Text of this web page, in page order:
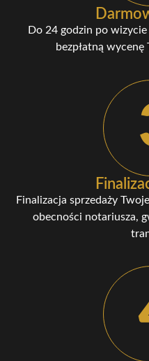
Do 24 godzin po
bezpłatną
Finalizacja sprzedaży
obecności notariusza,